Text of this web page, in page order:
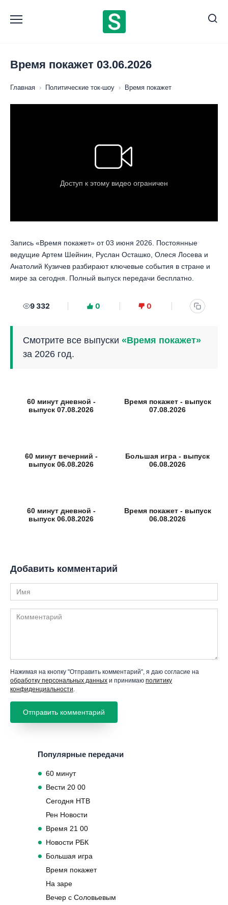
содержанию
Время покажет 03.06.2026
Главная › Политические ток-шоу › Время покажет
Запись «Время покажет» от 03 июня 2026. Постоянные
ведущие Артем Шейнин, Руслан Осташко, Олеся Лосева и
Анатолий Кузичев разбирают ключевые события в стране и
мире за сегодня. Полный выпуск передачи бесплатно.
9 332 0 0
Смотрите все выпуски «Время покажет»
за 2026 год.
60 минут дневной -
выпуск 07.08.2026
Время покажет - выпуск
07.08.2026
60 минут вечерний -
выпуск 06.08.2026
Большая игра - выпуск
06.08.2026
60 минут дневной -
выпуск 06.08.2026
Время покажет - выпуск
06.08.2026
Добавить комментарий
Имя
Комментарий
Нажимая на кнопку "Отправить комментарий", я даю согласие на
обработку персональных данных и принимаю политику
конфиденциальности.
Популярные передачи
60 минут
Вести 20 00
Сегодня НТВ
Рен Новости
Время 21 00
Новости РБК
Большая игра
Время покажет
На заре
Вечер с Соловьевым